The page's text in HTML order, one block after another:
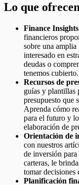
Lo que
Finance
financieros
sobre una amplia
interesado en
deudas o
tenemos cubierto.
Recursos de
guías y plantillas
presupuesto que
Aprenda cómo
para el futuro y
elaboración de
Orientación de
con nuestros
de inversión para
carteras, le
tomar decisiones
Planificación